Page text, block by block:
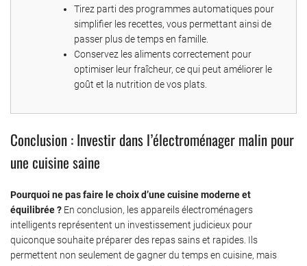
Tirez parti des programmes automatiques pour
simplifier les recettes, vous permettant ainsi de
passer plus de temps en famille.
Conservez les aliments correctement pour
optimiser leur fraîcheur, ce qui peut améliorer le
goût et la nutrition de vos plats.
Conclusion : Investir dans l’électroménager malin pour
une cuisine saine
Pourquoi ne pas faire le choix d’une cuisine moderne et
équilibrée ? En conclusion, les appareils électroménagers
intelligents représentent un investissement judicieux pour
quiconque souhaite préparer des repas sains et rapides. Ils
permettent non seulement de gagner du temps en cuisine, mais